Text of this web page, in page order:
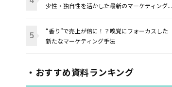
少性・独自性を活かした最新のマーケティング...
“香り”で売上が倍に！？嗅覚にフォーカスした
新たなマーケティング手法
・おすすめ資料ランキング